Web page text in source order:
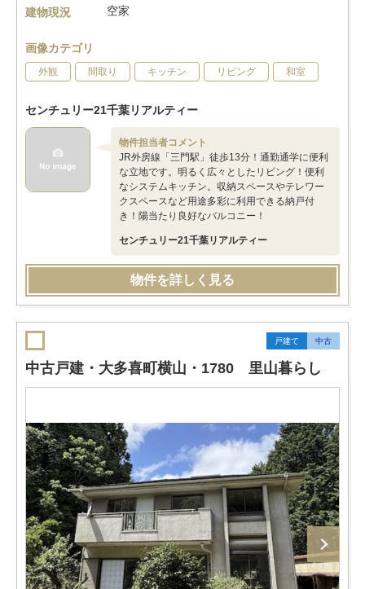
建物現況
空家
画像カテゴリ
外観 間取り キッチン リビング 和室
センチュリー21千葉リアルティー
物件担当者コメント
JR外房線「三門駅」徒歩13分！通勤通学に便利
な立地です。明るく広々としたリビング！便利
なシステムキッチン。収納スペースやテレワー
クスペースなど用途多彩に利用できる納戸付
き！陽当たり良好なバルコニー！
センチュリー21千葉リアルティー
物件を詳しく見る
戸建て 中古
中古戸建・大多喜町横山・1780 里山暮らし